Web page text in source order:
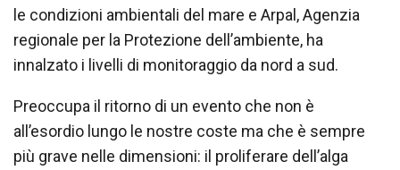
le condizioni ambientali del mare e Arpal, Agenzia
regionale per la Protezione dell’ambiente, ha
innalzato i livelli di monitoraggio da nord a sud.
Preoccupa il ritorno di un evento che non è
all’esordio lungo le nostre coste ma che è sempre
più grave nelle dimensioni: il proliferare dell’alga